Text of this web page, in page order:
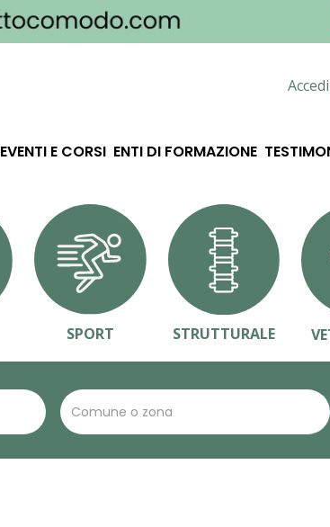
EVENTI E CORSI ENTI DI FORMAZIONE
SPORT STRUTTURALE